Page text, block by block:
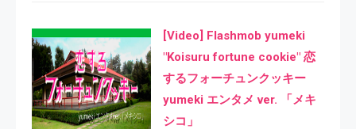
[Video] Flashmob yumeki
"Koisuru fortune cookie" 恋
するフォーチュンクッキー
yumeki エンタメ ver. 「メキ
シコ」